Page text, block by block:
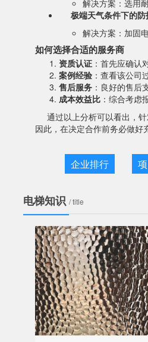
解决方案：选用
极端天气条件下的
解决方案：加固
如何选择合适的服务商
资质认证 ：首先应确认
案例经验 ：查看该公司
售后服务 ：良好的售后
成本效益比 ：综合考虑
通过以上分析可以看出，
因此，在决定合作前务必做好
企业排行
电梯知识 / title